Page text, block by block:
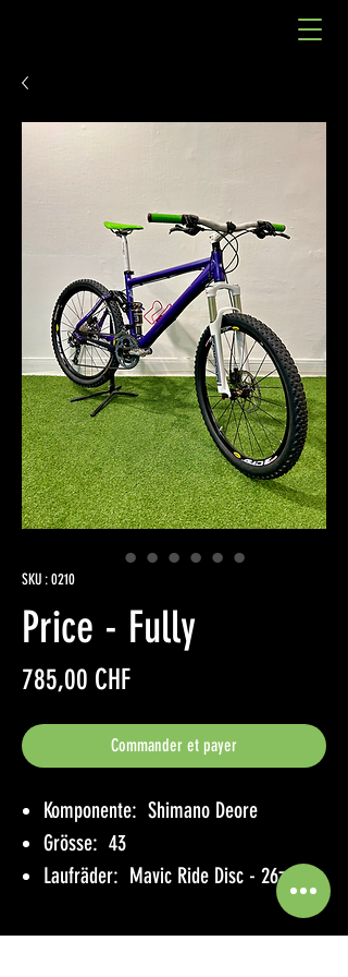
SKU : 0210
Price - Fully
785,00 CHFPrix
Commander et payer
Komponente: Shimano Deore
Grösse: 43
Laufräder: Mavic Ride Disc - 26zoll